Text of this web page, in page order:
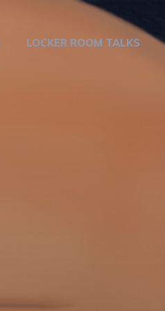
LOCKER ROOM TALKS